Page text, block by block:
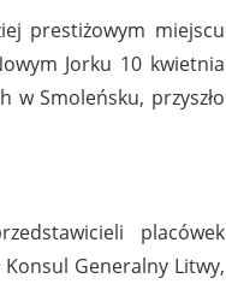
prestiżowym miejscu
Jorku 10 kwietnia
w Smoleńsku, przyszło
placówek
Generalny Litwy,